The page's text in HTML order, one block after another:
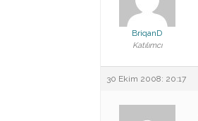
BriqanD
Katılımcı
30 Ekim 2008: 20:17